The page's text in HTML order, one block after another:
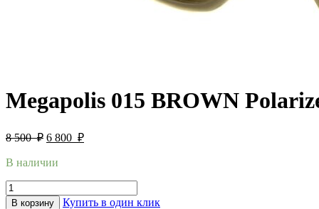
Megapolis 015 BROWN
8 500₽ 6 800 ₽
В наличии
В корзину Купить в один клик